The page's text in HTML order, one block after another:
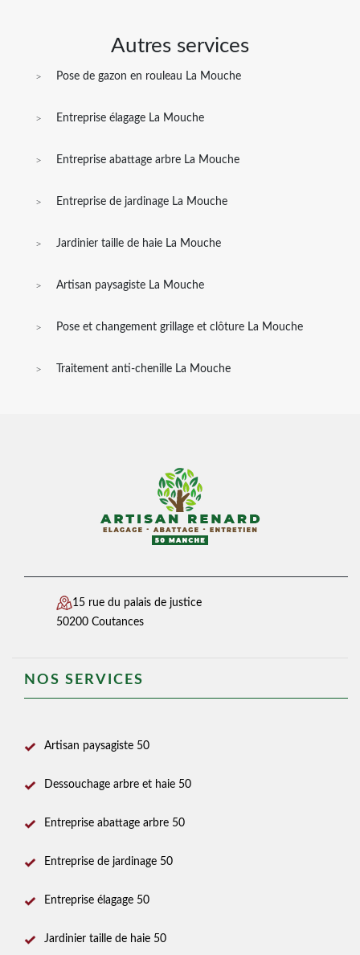
Autres services
Pose de gazon en rouleau La Mouche
Entreprise élagage La Mouche
Entreprise abattage arbre La Mouche
Entreprise de jardinage La Mouche
Jardinier taille de haie La Mouche
Artisan paysagiste La Mouche
Pose et changement grillage et clôture La Mouche
Traitement anti-chenille La Mouche
15 rue du palais de justice
50200 Coutances
NOS SERVICES
Artisan paysagiste 50
Dessouchage arbre et haie 50
Entreprise abattage arbre 50
Entreprise de jardinage 50
Entreprise élagage 50
Jardinier taille de haie 50